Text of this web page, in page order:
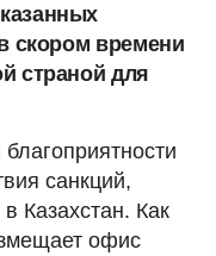
скором времени
страной для
санкций,
Казахстан. Как
офис